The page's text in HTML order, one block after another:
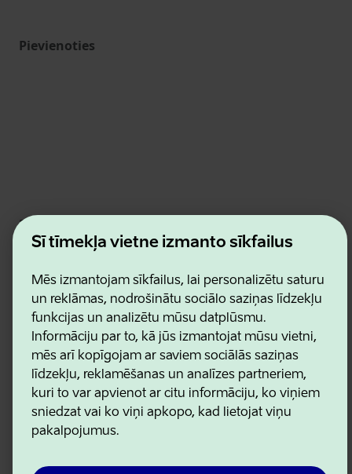
Šī tīmekļa vietne izmanto sīkfailus
Mēs izmantojam sīkfailus, lai personalizētu saturu
un reklāmas, nodrošinātu sociālo saziņas līdzekļu
funkcijas un analizētu mūsu datplūsmu.
Informāciju par to, kā jūs izmantojat mūsu vietni,
mēs arī kopīgojam ar saviem sociālās saziņas
līdzekļu, reklamēšanas un analīzes partneriem,
kuri to var apvienot ar citu informāciju, ko viņiem
sniedzat vai ko viņi apkopo, kad lietojat viņu
pakalpojumus.
Pievienoties
Estonian Business and Innovation Agency
Kontakti
Sadarbības partneri
Lietošanas noteikumi
Sīkdatņu un konfidencialitātes politika